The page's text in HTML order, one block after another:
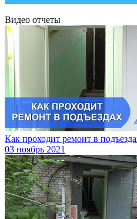
Видео отчеты
Как проходит ремонт в
03 ноябрь 2021